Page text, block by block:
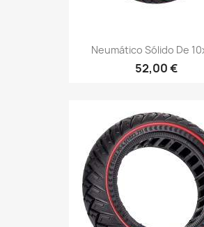
Neumático Sólido De
52,00 €